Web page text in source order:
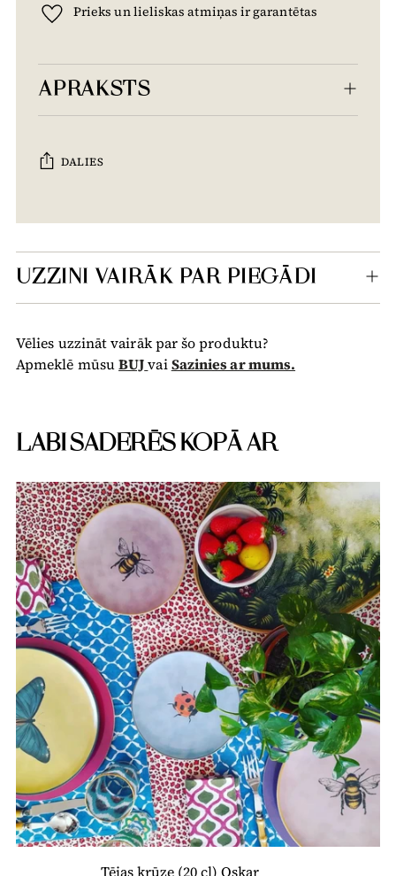
Prieks un lieliskas atmiņas ir garantētas
APRAKSTS
DALIES
grozam...
UZZINI VAIRĀK PAR PIEGĀDI
Vēlies uzzināt vairāk par šo produktu?
Apmeklē mūsuBUJvaiSazinies ar mums.
LABI SADERĒS KOPĀ AR
Tējas krūze (20 cl) Oskar